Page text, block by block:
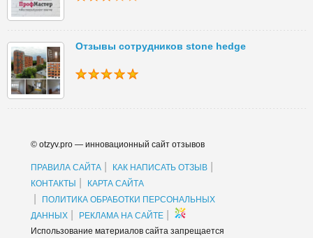
Отзывы сотрудников stone hedge
© otzyv.pro — инновационный сайт отзывов
ПРАВИЛА САЙТА КАК НАПИСАТЬ ОТЗЫВ
КОНТАКТЫ КАРТА САЙТА
ПОЛИТИКА ОБРАБОТКИ ПЕРСОНАЛЬНЫХ
ДАННЫХ
РЕКЛАМА НА САЙТЕ
Использование материалов сайта запрещается